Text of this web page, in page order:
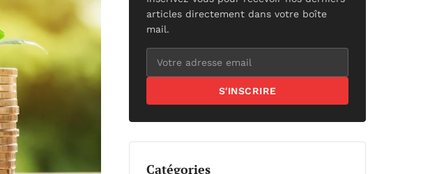
articles directement dans votre boîte
mail.
S'INSCRIRE
Catégories